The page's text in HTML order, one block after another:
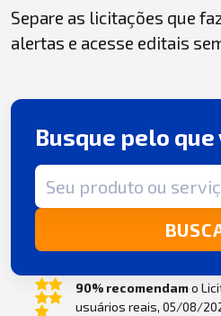
Separe as licitações que
alertas e acesse editais
Busque pelo que
Termo de busca
90% recomendamo
usuários reais, 05/08/